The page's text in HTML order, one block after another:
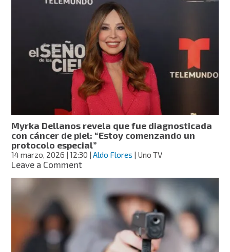
se
cae:
usuarios
reportan
fallas
en
WhatsApp,
Facebook
e
Instagram
este
martes
24
de
marzo
Myrka Dellanos revela que fue diagnosticada
con cáncer de piel: “Estoy comenzando un
protocolo especial”
14 marzo, 2026 | 12:30 |Aldo Flores | Uno TV
Leave a Commenton
revela
diagnosticada
cáncer